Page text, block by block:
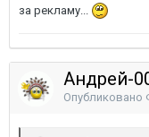
за рекламу...
Андрей-
Опубликовано